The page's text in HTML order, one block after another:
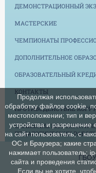
ДЕМОНСТРАЦИОННЫЙ
МАСТЕРСКИЕ
ЧЕМПИОНАТЫ
ДОПОЛНИТЕЛЬНОЕ
ОБРАЗОВАТЕЛЬНЫЙ
КОНТАКТЫ
ПРОТИВОДЕЙСТВИЕ
СНИЖЕНИЕ
ПЕДАГОГИЧЕСКИХ
Продолжая
обработку файлов cookie,
местоположении; тип и
устройства и разрешение
на сайт пользователь; с
ОС и Браузера; какие
нажимает пользователь;
сайта и проведения
Если вы не хотите,